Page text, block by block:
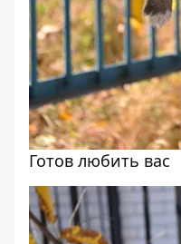
Готов любить вас